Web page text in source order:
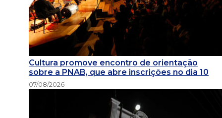
Cultura promove encontro de orientação
sobre a PNAB, que abre inscrições no dia 10
07/08/2026